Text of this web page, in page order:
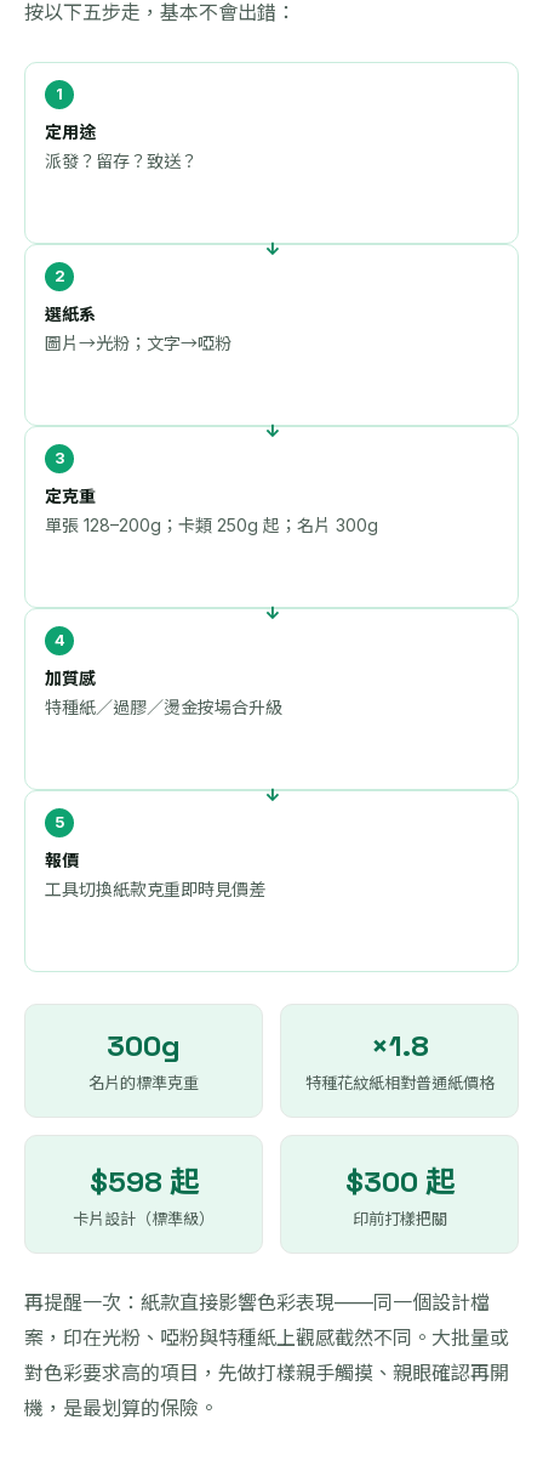
按以下五步走，基本不會出錯：
定用途
派發？留存？致送？
選紙系
圖片→光粉；文字→啞粉
定克重
單張 128–200g；卡類 250g 起；名片 300g
加質感
特種紙／過膠／燙金按場合升級
報價
工具切換紙款克重即時見價差
300g
名片的標準克重
×1.8
特種花紋紙相對普通紙價格
$598 起
卡片設計（標準級）
$300 起
印前打樣把關
再提醒一次：紙款直接影響色彩表現——同一個設計檔
案，印在光粉、啞粉與特種紙上觀感截然不同。大批量或
對色彩要求高的項目，先做打樣親手觸摸、親眼確認再開
機，是最划算的保險。